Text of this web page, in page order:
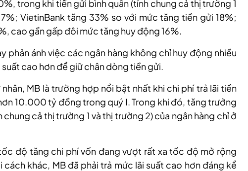
trong khi tiền gửi bình quân(tính chung cả thị trường 1
VietinBank tăng 33% so với mức tăng tiền gửi 18%;
cao gần gấp đôi mức tăng huy động 16%.
phản ánh việc các ngân hàng không chỉ huy động nhiều
suất cao hơn để giữ chân dòng tiền gửi.
MB là trường hợp nổi bật nhất khi chi phí trả lãi tiền
10.000 tỷ đồng trong quý I. Trong khi đó, tăng trưởng
chung cả thị trường 1 và thị trường 2)của ngân hàng chỉ ở
độ tăng chi phí vốn đang vượt rất xa tốc độ mở rộng
khác, MB đã phải trả mức lãi suất cao hơn đáng kể